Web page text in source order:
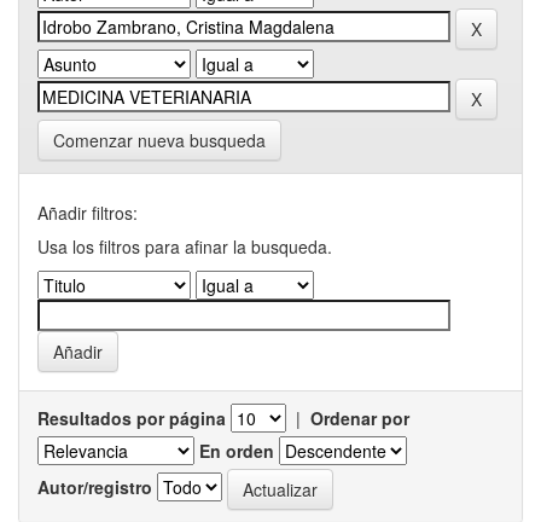
Comenzar nueva busqueda
Añadir filtros:
Usa los filtros para afinar la busqueda.
Resultados por página | Ordenar por
En orden
Autor/registro